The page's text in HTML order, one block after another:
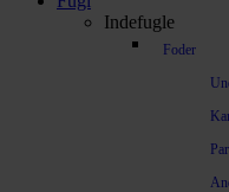
Indefugle
Foder